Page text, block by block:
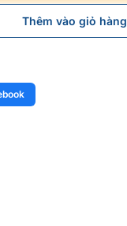
Thêm vào giỏ hàng